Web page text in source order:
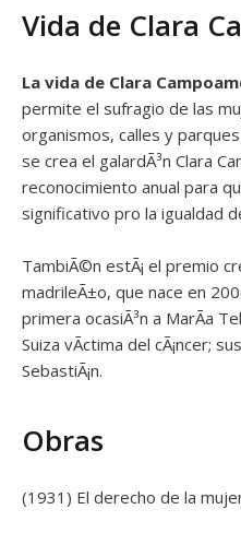
Vida de Clara
La vida de Clara
permite el sufragio de las
organismos, calles y
se crea el galardÃ³n Clara
reconocimiento anual para
significativo pro la igualdad
TambiÃ©n estÃ¡ el premio
madrileÃ±o, que nace en
primera ocasiÃ³n a MarÃ­a
Suiza vÃ­ctima del cÃ¡ncer;
SebastiÃ¡n.
Obras
(1931) El derecho de la